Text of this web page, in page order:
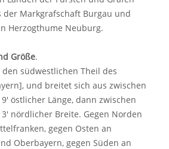
der Markgrafschaft Burgau und
Herzogthume Neuburg.
Größe.
südwestlichen Theil des
und breitet sich aus zwischen
9' östlicher Länge, dann zwischen
3' nördlicher Breite. Gegen Norden
gegen Osten an
Oberbayern, gegen Süden an